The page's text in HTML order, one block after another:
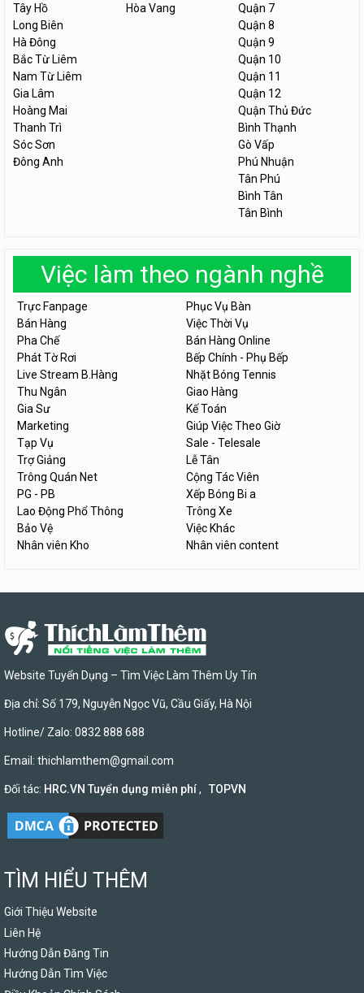
Tây Hồ
Long Biên
Hà Đông
Bắc Từ Liêm
Nam Từ Liêm
Gia Lâm
Hoàng Mai
Thanh Trì
Sóc Sơn
Đông Anh
Hòa Vang
Quận 7
Quận 8
Quận 9
Quận 10
Quận 11
Quận 12
Quận Thủ Đức
Bình Thạnh
Gò Vấp
Phú Nhuận
Tân Phú
Bình Tân
Tân Bình
Việc làm theo ngành nghề
Trực Fanpage
Phục Vụ Bàn
Bán Hàng
Việc Thời Vụ
Pha Chế
Bán Hàng Online
Phát Tờ Rơi
Bếp Chính - Phụ Bếp
Live Stream B.Hàng
Nhặt Bóng Tennis
Thu Ngân
Giao Hàng
Gia Sư
Kế Toán
Marketing
Giúp Việc Theo Giờ
Tạp Vụ
Sale - Telesale
Trợ Giảng
Lễ Tân
Trông Quán Net
Cộng Tác Viên
PG - PB
Xếp Bóng Bi a
Lao Động Phổ Thông
Trông Xe
Bảo Vệ
Việc Khác
Nhân viên Kho
Nhân viên content
Website Tuyển Dụng – Tìm Việc Làm Thêm Uy Tín
Địa chỉ: Số 179, Nguyễn Ngọc Vũ, Cầu Giấy, Hà Nội
Hotline/ Zalo: 0832 888 688
Email: thichlamthem@gmail.com
Đối tác: HRC.VN Tuyển dụng miễn phí, TOPVN
TÌM HIỂU THÊM
Giới Thiệu Website
Liên Hệ
Hướng Dẫn Đăng Tin
Hướng Dẫn Tìm Việc